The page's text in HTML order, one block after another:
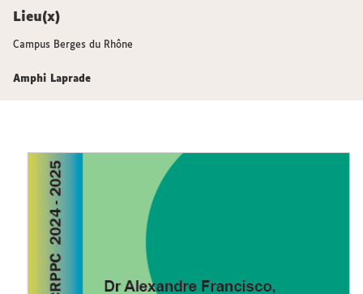
Lieu(x)
Campus Berges du Rhône
Amphi Laprade